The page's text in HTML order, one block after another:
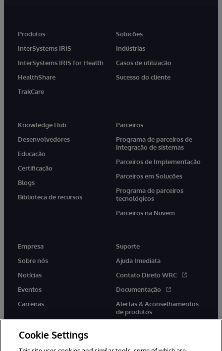
Produtos
InterSystems IRIS
InterSystems IRIS for Health
HealthShare
TrakCare
Soluções
Indústrias
Casos de utilização
Sucesso do cliente
Knowledge Hub
Desenvolvedores
Educação
Certificação
Blogs
Biblioteca de recursos
Parceiros
Programa de parceiros de
integração de sistemas
Parceiros de Implementação
Parceiros em Soluções
Programa de parceiros
tecnológicos
Parceiros na Nuvem
Empresa
Sobre nós
Notícias
Eventos
Carreiras
Suporte
Ajuda Imediata
Contato Direto WRC
Documentação
Alertas & Aconselhamentos
de produtos
Cookie Settings